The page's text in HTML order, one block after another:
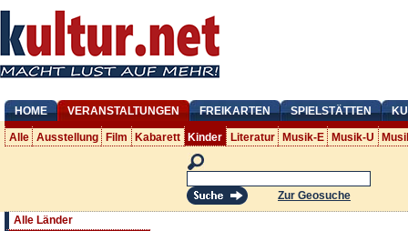
HOME VERANSTALTUNGEN FREIKARTEN SPIELSTÄTTEN
Alle Ausstellung Film Kabarett Kinder Literatur Musik-E Musik-U
Zur Geosuche
Alle Länder